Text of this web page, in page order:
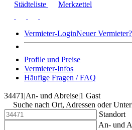
Städteliste Merkzettel
Vermieter-LoginNeuer
Profile und Preise
Vermieter-Infos
Häufige Fragen / FAQ
34471 |An- und Abreise|1 Gast
Suche nach Ort, Adressen oder
Standort
An- und